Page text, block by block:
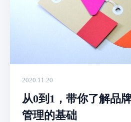
2020.11.20
从0到1，带你了解品
管理的基础